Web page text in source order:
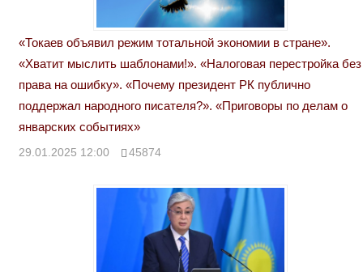
«Токаев объявил режим тотальной экономии в стране».
«Хватит мыслить шаблонами!». «Налоговая перестройка без
права на ошибку». «Почему президент РК публично
поддержал народного писателя?». «Приговоры по делам о
январских событиях»
29.01.2025 12:00 45874